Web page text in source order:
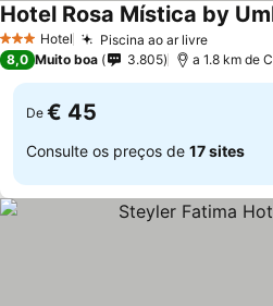
3 EstrelasHotel Piscina ao ar livreVer
Hotel Rosa Mística by
8,0 Muito boa 3.805 a 1.8 km de
De € 45
Consulte os preços de 17 sites